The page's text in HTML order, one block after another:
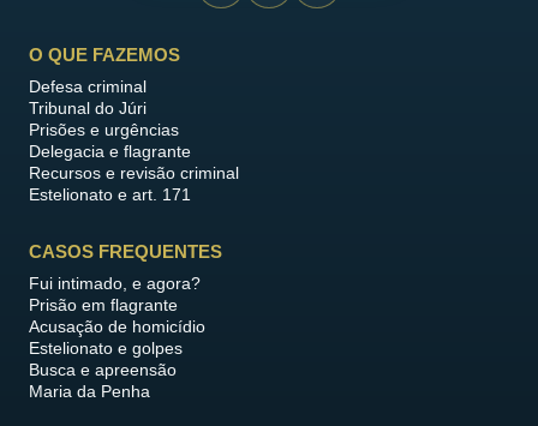
O QUE FAZEMOS
Defesa criminal
Tribunal do Júri
Prisões e urgências
Delegacia e flagrante
Recursos e revisão criminal
Estelionato e art. 171
CASOS FREQUENTES
Fui intimado, e agora?
Prisão em flagrante
Acusação de homicídio
Estelionato e golpes
Busca e apreensão
Maria da Penha